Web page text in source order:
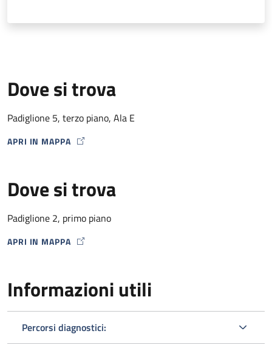
Dove si trova
Padiglione 5, terzo piano, Ala E
APRI IN MAPPA
MAP ICON
Dove si trova
Padiglione 2, primo piano
APRI IN MAPPA
MAP ICON
Informazioni utili
Percorsi diagnostici: